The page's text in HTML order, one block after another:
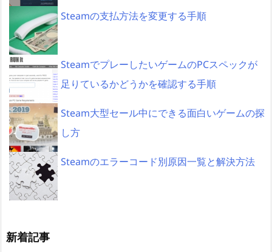
Steamの支払方法を変更する手順
SteamでプレーしたいゲームのPCスペックが
足りているかどうかを確認する手順
Steam大型セール中にできる面白いゲームの探
し方
Steamのエラーコード別原因一覧と解決方法
新着記事